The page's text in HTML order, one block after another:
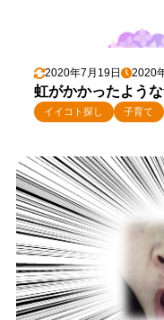
2020年7月19日 2020
虹がかかったよう
イイコト探し
子育て